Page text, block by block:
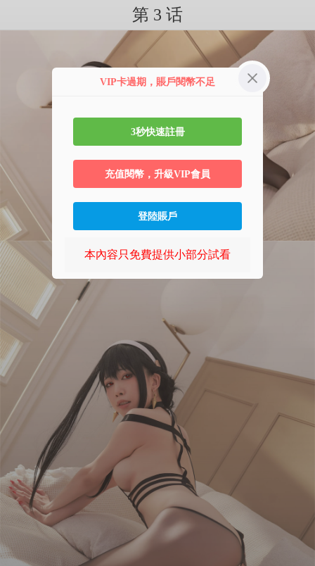
第 3 话
VIP卡過期，賬戶閱幣不足
3秒快速註冊
充值閱幣，升級VIP會員
登陸賬戶
本內容只免費提供小部分試看